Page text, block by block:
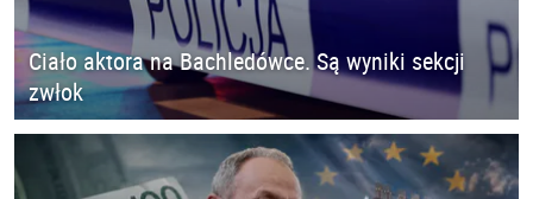
Ciało aktora na Bachledówce. Są wyniki sekcji
zwłok